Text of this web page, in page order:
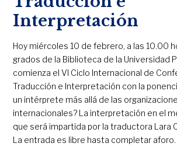
Interpretación
Hoy miércoles 10 de febrero, a las 10.00
grados de la Biblioteca de la Universidad
comienza el VI Ciclo Internacional de
Traducción e Interpretación con la
un intérprete más allá de las
internacionales? La interpretación en el
que será impartida por la traductora Lara
La entrada es libre hasta completar aforo.